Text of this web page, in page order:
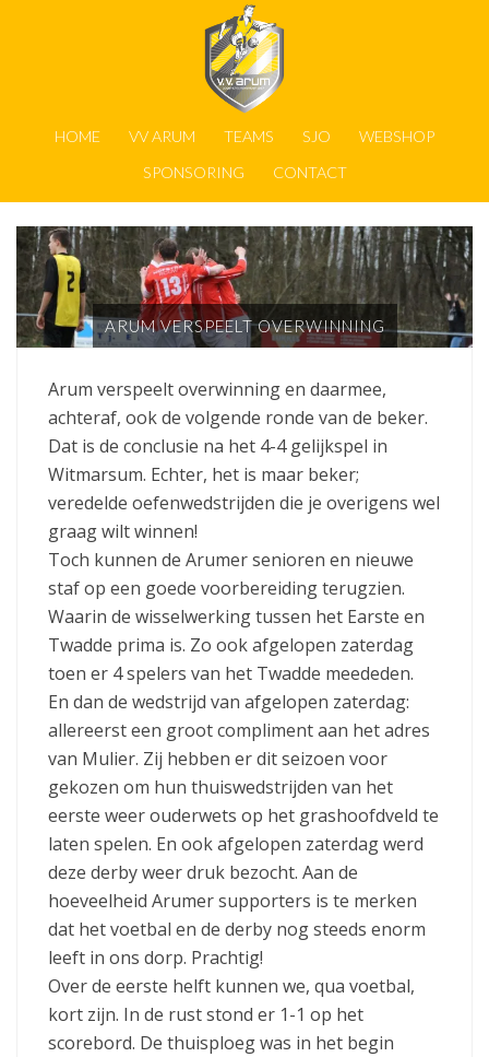
HOME VV ARUM TEAMS SJO
WEBSHOP
SPONSORING
CONTACT
ARUM VERSPEELT OVERWINNING
Arum verspeelt overwinning en daarmee,
achteraf, ook de volgende ronde van de beker.
Dat is de conclusie na het 4-4 gelijkspel in
Witmarsum. Echter, het is maar beker;
veredelde oefenwedstrijden die je overigens wel
graag wilt winnen!
Toch kunnen de Arumer senioren en nieuwe
staf op een goede voorbereiding terugzien.
Waarin de wisselwerking tussen het Earste en
Twadde prima is. Zo ook afgelopen zaterdag
toen er 4 spelers van het Twadde meededen.
En dan de wedstrijd van afgelopen zaterdag:
allereerst een groot compliment aan het adres
van Mulier. Zij hebben er dit seizoen voor
gekozen om hun thuiswedstrijden van het
eerste weer ouderwets op het grashoofdveld te
laten spelen. En ook afgelopen zaterdag werd
deze derby weer druk bezocht. Aan de
hoeveelheid Arumer supporters is te merken
dat het voetbal en de derby nog steeds enorm
leeft in ons dorp. Prachtig!
Over de eerste helft kunnen we, qua voetbal,
kort zijn. In de rust stond er 1-1 op het
scorebord. De thuisploeg was in het begin